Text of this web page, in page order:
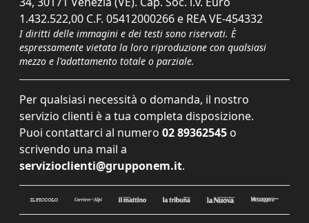
1.432.522,00 C.F. 05412000266 e REA VE-454332
I diritti delle immagini e dei testi sono riservati. È
espressamente vietata la loro riproduzione con qualsiasi
mezzo e l'adattamento totale o parziale.
Per qualsiasi necessità o domanda, il nostro
servizio clienti è a tua completa disposizione.
Puoi contattarci al numero 02 89362545 o
scrivendo una mail a
servizioclienti@grupponem.it.